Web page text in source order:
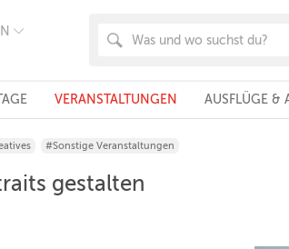
VERANSTALTUNGEN AUSFLÜGE &
#Sonstige Veranstaltungen
gestalten